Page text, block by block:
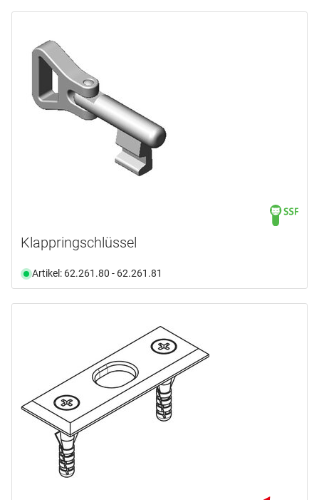
Klappringschlüssel
Artikel: 62.261.80 - 62.261.81